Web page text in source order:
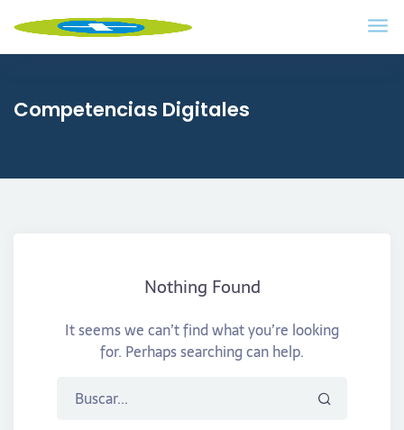
Competencias Digitales
Nothing Found
It seems we can’t find what you’re looking
for. Perhaps searching can help.